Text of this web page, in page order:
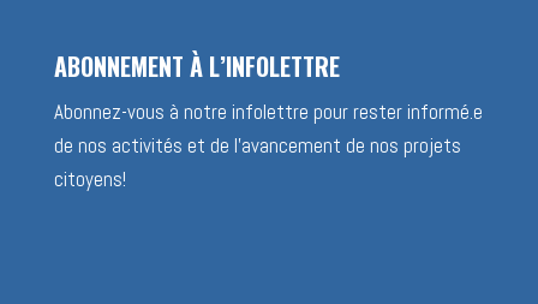
ABONNEMENT À L’INFOLETTRE
Abonnez-vous à notre infolettre pour rester informé.e
de nos activités et de l’avancement de nos projets
citoyens!